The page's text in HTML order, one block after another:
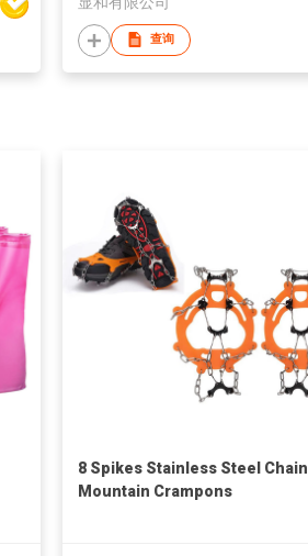
查询
8 Spikes Stainless Steel Chain
Mountain Crampons